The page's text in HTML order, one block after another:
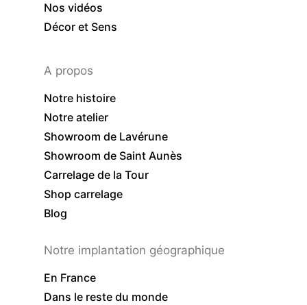
Nos vidéos
Décor et Sens
A propos
Notre histoire
Notre atelier
Showroom de Lavérune
Showroom de Saint Aunès
Carrelage de la Tour
Shop carrelage
Blog
Notre implantation géographique
En France
Dans le reste du monde